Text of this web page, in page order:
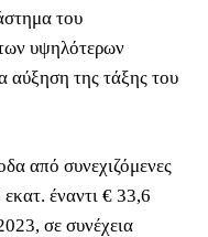
του
υψηλότερων
αύξηση της τάξης του
από συνεχιζόμενες
έναντι € 33,6
σε συνέχεια